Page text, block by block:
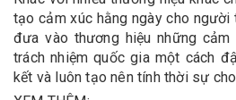
tạo cảm xúc hằng ngày cho người
đưa vào thương hiệu những cảm
trách nhiệm quốc gia một cách
kết và luôn tạo nên tính thời sự